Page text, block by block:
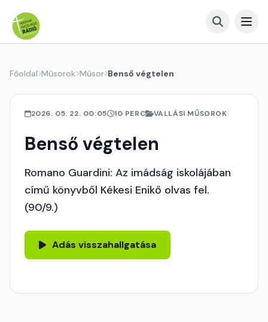
Főoldal Műsorok Műsor Benső végtelen
2026. 05. 22. 00:05 10 PERC VALLÁSI MŰSOROK
Benső végtelen
Romano Guardini: Az imádság iskolájában
című könyvből Kékesi Enikő olvas fel.
(90/9.)
Adás visszahallgatása